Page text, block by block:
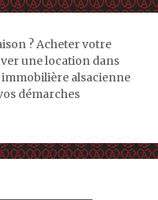
? Acheter votre
une location dans
immobilière alsacienne
démarches